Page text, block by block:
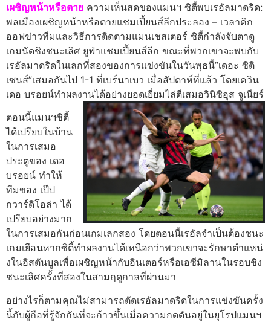
เผชิญหน้าหรือตาย ความเห็นสดของแมนฯ ซิตี้พบเรอัลมาดริด:
พลเมืองเผชิญหน้าหรือตายแชมเปี้ยนส์ลีกประลอง – เวลาคิก
ออฟข่าวทีมและวิธีการติดตามแมนเชสเตอร์ ซิตี้กําลังจับตาดู
เกมนัดชิงชนะเลิศ ยูฟ่าแชมเปี้ยนส์ลีก ขณะที่พวกเขาจะพบกับ
เรอัลมาดริดในเลกที่สองของการแข่งขันในวันพุธนี้”เดอะ ซิติ
เซนส์”เสมอกันไป 1-1 ที่เบร์นาเบว เมื่อสัปดาห์ที่แล้ว โดยเควิน
เดอ บรอยน์ทําผลงานได้อย่างยอดเยี่ยมไล่ตีเสมอวินิซิอุส จูเนียร์
ตอนนี้แมนฯซิตี้
ได้เปรียบในบ้าน
ในการเสมอ
ประตูของ เดอ
บรอยน์ ทําให้
ทีมของ เป๊ป
กวาร์ดิโอล่า ได้
เปรียบอย่างมาก
ในการเสมอกันก่อนเกมเลกสอง โดยตอนนี้เรอัลจําเป็นต้องชนะ
เกมเยือนหากซิตี้ทําผลงานได้เหนือกว่าพวกเขาจะรักษาตําแหน่
งในอิสตันบูลเพื่อเผชิญหน้ากับอินเตอร์หรือเอซีมิลานในรอบชิง
ชนะเลิศครั้งที่สองในสามฤดูกาลที่ผ่านมา
อย่างไรก็ตามคุณไม่สามารถตัดเรอัลมาดริดในการแข่งขันครั้ง
นี้กับผู้ถือที่รู้จักกันที่จะก้าวขึ้นเมื่อความกดดันอยู่ในยุโรปแมนฯ